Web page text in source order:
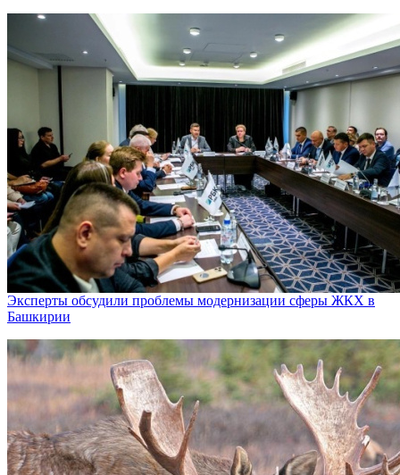
Эксперты обсудили проблемы модернизации сферы ЖКХ в
Башкирии